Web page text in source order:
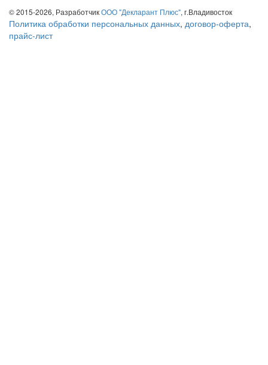
© 2015-2026, РазработчикООО "Декларант Плюс", г.Владивосток
Политика обработки персональных данных, договор-оферта,
прайс-лист